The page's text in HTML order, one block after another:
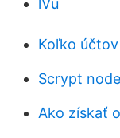
lVu
Koľko
Scrypt
Ako získať